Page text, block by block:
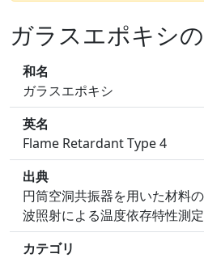
ガラスエポキシ
和名
ガラスエポキシ
英名
Flame Retardant Type 4
出典
円筒空洞共振器を用いた材料
波照射による温度依存特性測定
カテゴリ